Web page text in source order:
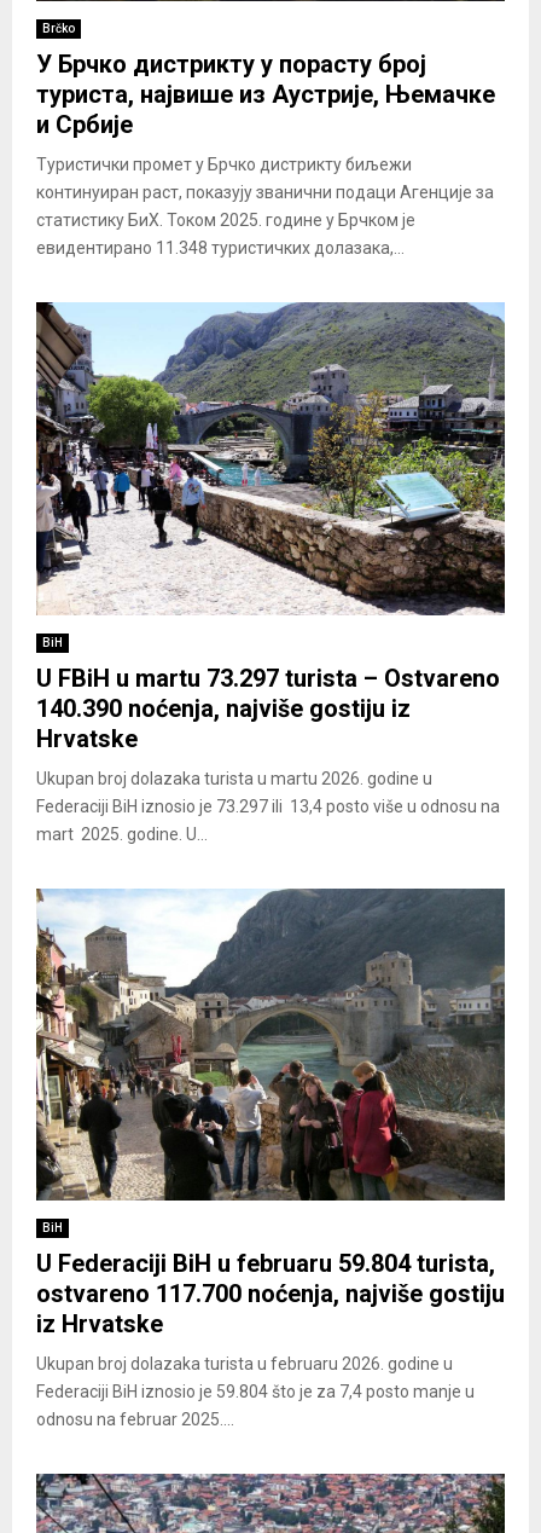
Brčko
У Брчко дистрикту у порасту број
туриста, највише из Аустрије, Њемачке
и Србије
Туристички промет у Брчко дистрикту биљежи
континуиран раст, показују званични подаци Агенције за
статистику БиХ. Током 2025. године у Брчком је
евидентирано 11.348 туристичких долазака,...
BiH
U FBiH u martu 73.297 turista – Ostvareno
140.390 noćenja, najviše gostiju iz
Hrvatske
Ukupan broj dolazaka turista u martu 2026. godine u
Federaciji BiH iznosio je 73.297 ili 13,4 posto više u odnosu na
mart 2025. godine. U...
BiH
U Federaciji BiH u februaru 59.804 turista,
ostvareno 117.700 noćenja, najviše gostiju
iz Hrvatske
Ukupan broj dolazaka turista u februaru 2026. godine u
Federaciji BiH iznosio je 59.804 što je za 7,4 posto manje u
odnosu na februar 2025....